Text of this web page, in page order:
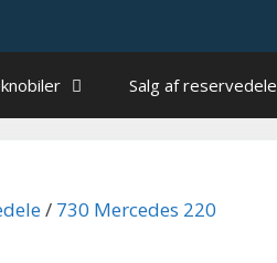
Salg af reservedele
/ 730 Mercedes 220